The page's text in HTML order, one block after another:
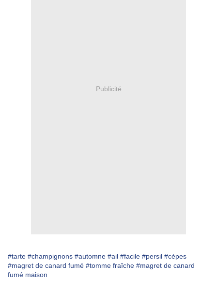
Publicité
#tarte #champignons #automne #ail #facile #persil #cèpes
#magret de canard fumé #tomme fraîche #magret de canard
fumé maison